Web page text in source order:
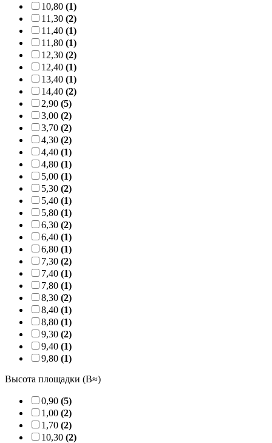
10,80 (1)
11,30 (2)
11,40 (1)
11,80 (1)
12,30 (2)
12,40 (1)
13,40 (1)
14,40 (2)
2,90 (5)
3,00 (2)
3,70 (2)
4,30 (2)
4,40 (1)
4,80 (1)
5,00 (1)
5,30 (2)
5,40 (1)
5,80 (1)
6,30 (2)
6,40 (1)
6,80 (1)
7,30 (2)
7,40 (1)
7,80 (1)
8,30 (2)
8,40 (1)
8,80 (1)
9,30 (2)
9,40 (1)
9,80 (1)
Высота площадки (B≈)
0,90 (5)
1,00 (2)
1,70 (2)
10,30 (2)